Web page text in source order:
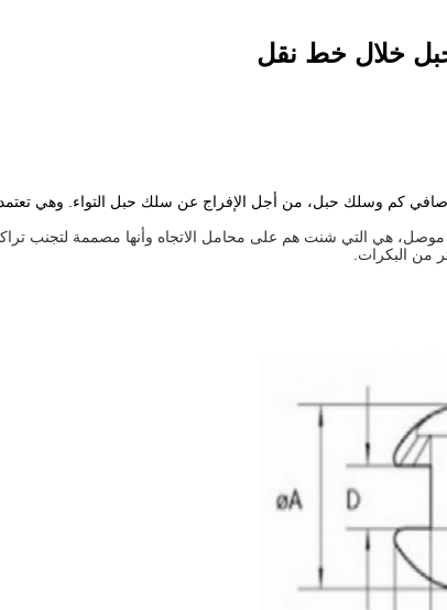
كم وسلك حبل، من أجل الإفراج عن سلك حبل التواء. وهي تعتمد
التي شنت هم على محامل الاتجاه وأنها مصممة لتجنب تراكم
من البكرات.